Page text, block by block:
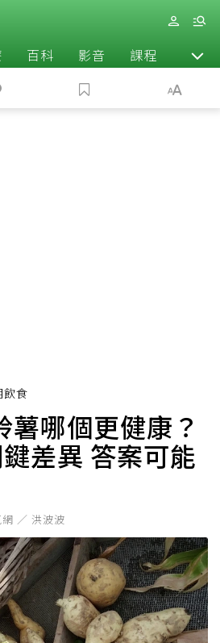
百科 影音 課程 退休
飲食
哪個更健康？
差異 答案可能
網 ／ 洪波波